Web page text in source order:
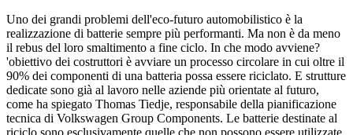
Uno dei grandi problemi dell'eco-futuro automobilistico è la
realizzazione di batterie sempre più performanti. Ma non è da meno
il rebus del loro smaltimento a fine ciclo. In che modo avviene?
'obiettivo dei costruttori è avviare un processo circolare in cui oltre il
90% dei componenti di una batteria possa essere riciclato. E strutture
dedicate sono già al lavoro nelle aziende più orientate al futuro,
come ha spiegato Thomas Tiedje, responsabile della pianificazione
tecnica di Volkswagen Group Components. Le batterie destinate al
riciclo sono esclusivamente quelle che non possono essere utilizzate